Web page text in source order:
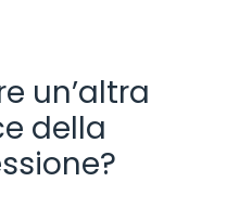
un’altra
della